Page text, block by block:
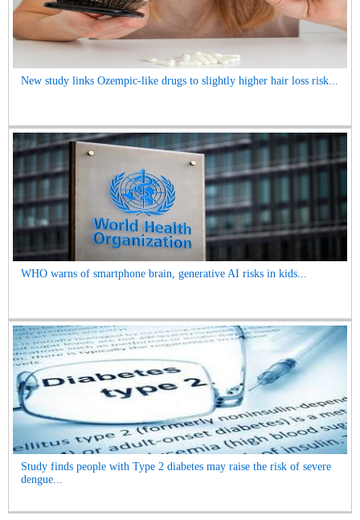
New study links Ozempic-like drugs to slightly higher hair loss risk...
WHO warns of smartphone brain, generative AI risks in kids...
Study finds people with Type 2 diabetes may raise the risk of severe
dengue...